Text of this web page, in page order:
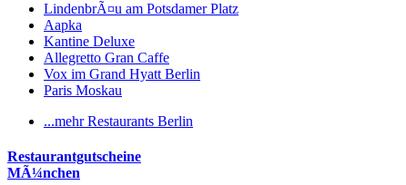
LindenbrÃ¤u am Potsdamer Platz
Aapka
Kantine Deluxe
Allegretto Gran Caffe
Vox im Grand Hyatt Berlin
Paris Moskau
...mehr Restaurants Berlin
Restaurantgutscheine
MÃ¼nchen